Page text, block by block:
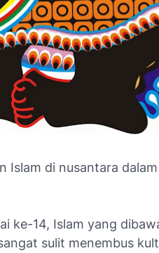
Islam di nusantara
ke-14, Islam yang
sulit menembus